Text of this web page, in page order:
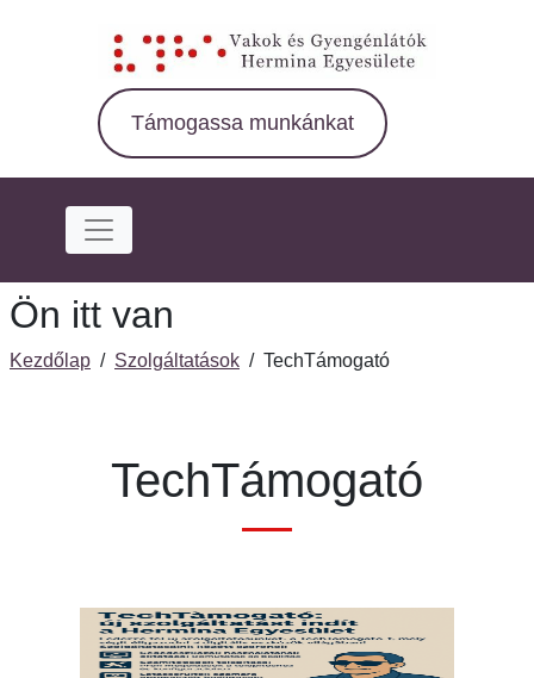
Támogassa munkánkat
Ön itt van
Kezdőlap / Szolgáltatások /TechTámogató
TechTámogató